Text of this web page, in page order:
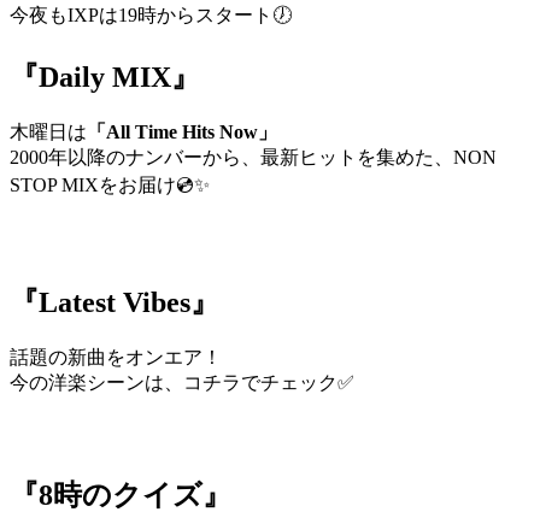
今夜もIXPは19時からスタート🕖
『Daily MIX』
木曜日は 「All Time Hits Now」
2000年以降のナンバーから、最新ヒットを集めた、NON
STOP MIXをお届け💿✨
『Latest Vibes』
話題の新曲をオンエア！
今の洋楽シーンは、コチラでチェック✅
『8時のクイズ』